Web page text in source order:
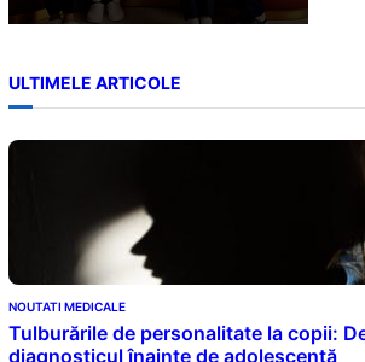
ULTIMELE ARTICOLE
NOUTATI MEDICALE
Tulburările de personalitate la copii:
diagnosticul înainte de adolescență